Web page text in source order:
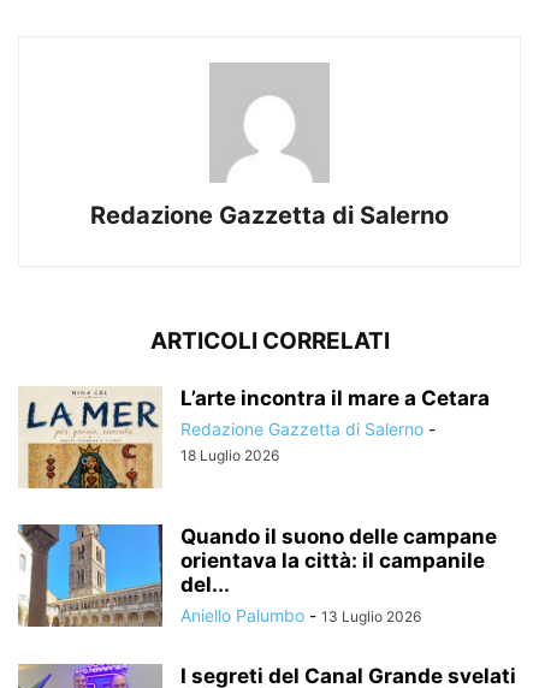
Redazione Gazzetta di Salerno
ARTICOLI CORRELATI
L’arte incontra il mare a Cetara
Redazione Gazzetta di Salerno -
18 Luglio 2026
Quando il suono delle campane
orientava la città: il campanile
del...
Aniello Palumbo - 13 Luglio 2026
I segreti del Canal Grande svelati